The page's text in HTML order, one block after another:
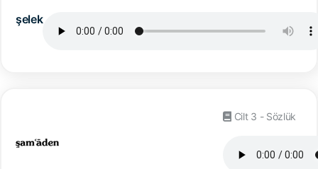
şelek
Cilt 3 - Sözlük